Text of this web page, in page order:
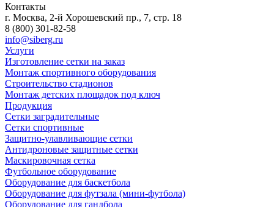
Контакты
г. Москва, 2-й Хорошевский пр., 7, стр. 18
8 (800) 301-82-58
info@siberg.ru
Услуги
Изготовление сетки на заказ
Монтаж спортивного оборудования
Строительство стадионов
Монтаж детских площадок под ключ
Продукция
Сетки заградительные
Сетки спортивные
Защитно-улавливающие сетки
Антидроновые защитные сетки
Маскировочная сетка
Футбольное оборудование
Оборудование для баскетбола
Оборудование для футзала (мини-футбола)
Оборудование для гандбола